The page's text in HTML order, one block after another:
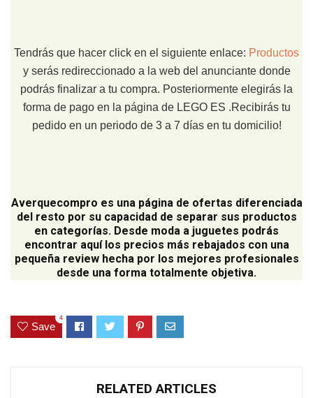
Tendrás que hacer click en el siguiente enlace: Productos
y serás redireccionado a la web del anunciante donde
podrás finalizar a tu compra. Posteriormente elegirás la
forma de pago en la página de LEGO ES .Recibirás tu
pedido en un periodo de 3 a 7 días en tu domicilio!
Averquecompro es una página de ofertas diferenciada
del resto por su capacidad de separar sus productos
en categorías. Desde moda a juguetes podrás
encontrar aquí los precios más rebajados con una
pequeña review hecha por los mejores profesionales
desde una forma totalmente objetiva.
Save
4
RELATED ARTICLES